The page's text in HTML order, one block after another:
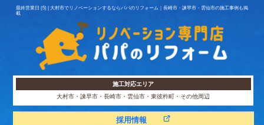
最終営業日 (5) | 大村市でリノベーションするならパパのリフォーム｜長崎市・諫早市・雲仙市の施工事例も掲
載
施工対応エリア
大村市・諫早市・長崎市・雲仙市・東彼杵町・その他周辺
採用情報